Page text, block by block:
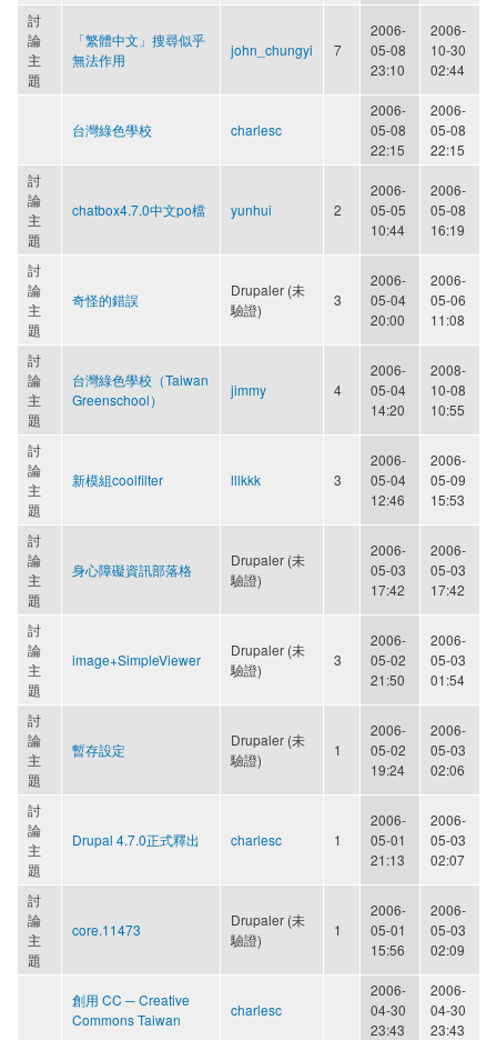
討
論
主
題
「繁體中文」搜尋似乎
無法作用
john_chungyi 7
2006-
05-08
23:10
2006-
10-30
02:44
台灣綠色學校 charlesc
2006-
05-08
22:15
2006-
05-08
22:15
討
論
主
題
chatbox4.7.0中文po檔 yunhui 2
2006-
05-05
10:44
2006-
05-08
16:19
討
論
主
題
奇怪的錯誤
Drupaler (未
驗證)
3
2006-
05-04
20:00
2006-
05-06
11:08
討
論
主
題
台灣綠色學校（Taiwan
Greenschool）
jimmy 4
2006-
05-04
14:20
2008-
10-08
10:55
討
論
主
題
新模組coolfilter lllkkk 3
2006-
05-04
12:46
2006-
05-09
15:53
討
論
主
題
身心障礙資訊部落格
Drupaler (未
驗證)
2006-
05-03
17:42
2006-
05-03
17:42
討
論
主
題
image+SimpleViewer
Drupaler (未
驗證)
3
2006-
05-02
21:50
2006-
05-03
01:54
討
論
主
題
暫存設定
Drupaler (未
驗證)
1
2006-
05-02
19:24
2006-
05-03
02:06
討
論
主
題
Drupal 4.7.0正式釋出 charlesc 1
2006-
05-01
21:13
2006-
05-03
02:07
討
論
主
題
core.11473
Drupaler (未
驗證)
1
2006-
05-01
15:56
2006-
05-03
02:09
創用 CC ─ Creative
Commons Taiwan
charlesc
2006-
04-30
23:43
2006-
04-30
23:43